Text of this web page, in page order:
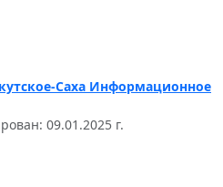
Саха Информационное
09.01.2025 г.